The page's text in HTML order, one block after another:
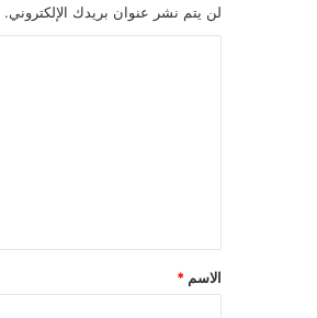
لن يتم نشر عنوان بريدك الإلكتروني.
الاسم *